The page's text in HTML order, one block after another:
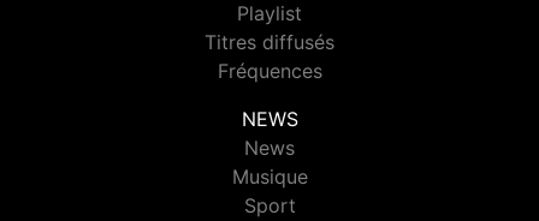
Playlist
Titres diffusés
Fréquences
NEWS
News
Musique
Sport